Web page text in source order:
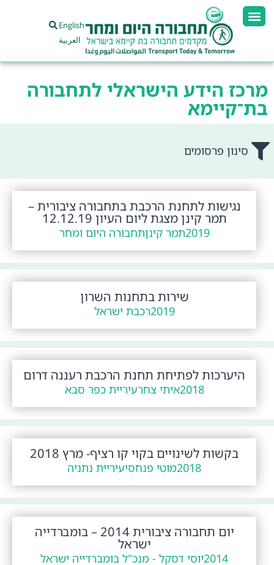
English
العربية
מרכז הידע הישראלי לתחבורה
בת־קיימא
סינון פרסומים
נגישות לתחנת הרכבת בתחבורה ציבורית –
תמר קינן מצגת ליום העיון 12.12.19
2019תמר קינןתחבורה היום ומחר
שירות בתחנות השרון
2019רכבת ישראל
היערכות לפתיחת תחנת הרכבת רעננה דרום
2018איתי צחרעיריית כפר סבא
בקשות לשינויים בקוי קו רציף- מרץ 2018
2018מוטי פנחסיעיריית נתניה
יום תחבורה ציבורית 2014 – בומברדייה
ישראל
2014יוסי דסקל - מנכ"ל בומברדייה ישראל